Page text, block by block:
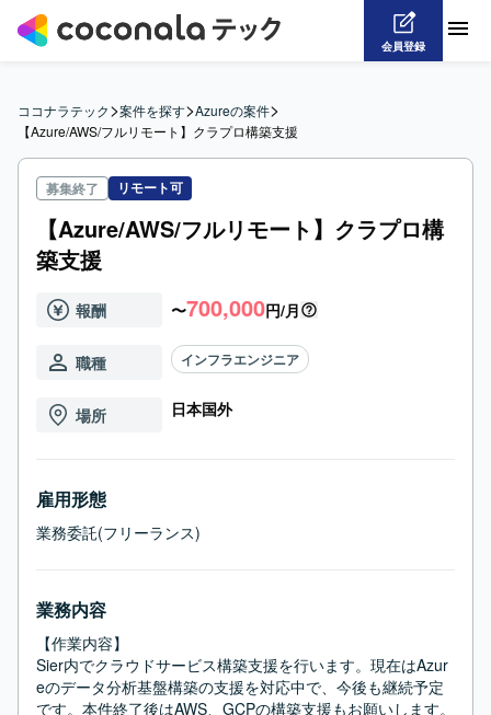
会員登録
ココナラテック>案件を探す>Azureの案件>
【Azure/AWS/フルリモート】クラプロ構築支援
募集終了 リモート可
【Azure/AWS/フルリモート】クラプロ構
築支援
報酬 〜700,000円/月
職種 インフラエンジニア
場所 日本国外
雇用形態
業務委託(フリーランス)
業務内容
【作業内容】
Sier内でクラウドサービス構築支援を行います。現在はAzur
eのデータ分析基盤構築の支援を対応中で、今後も継続予定
です。本件終了後はAWS、GCPの構築支援もお願いします。